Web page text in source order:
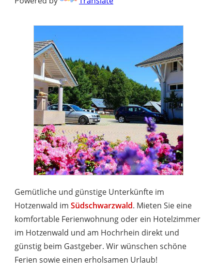
Gemütliche und günstige Unterkünfte im
Hotzenwald im Südschwarzwald. Mieten Sie eine
komfortable Ferienwohnung oder ein Hotelzimmer
im Hotzenwald und am Hochrhein direkt und
günstig beim Gastgeber. Wir wünschen schöne
Ferien sowie einen erholsamen Urlaub!